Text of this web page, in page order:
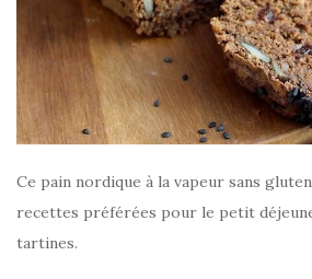
Ce pain nordique à la vapeur sans
recettes préférées pour le petit
tartines.